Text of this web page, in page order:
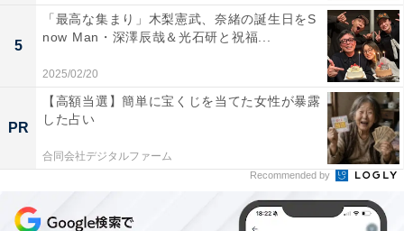
5
「最高な集まり」木梨憲武、奈緒の誕生日をS
now Man・深澤辰哉＆光石研と祝福...
2025/02/20
PR
【高額当選】簡単に宝くじを当てた女性が暴露
した占い
合同会社デジタルファーム
Recommended by